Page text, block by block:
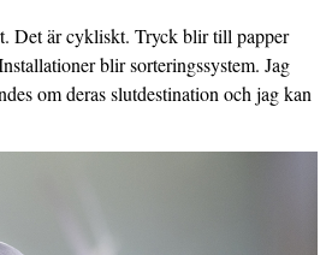
Det är cykliskt. Tryck blir till papper
blir sorteringssystem. Jag
om deras slutdestination och jag kan